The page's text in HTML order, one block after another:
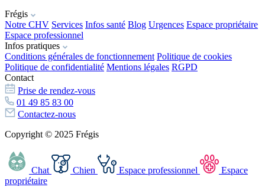
Frégis
Notre CHV Services Infos santé Blog Urgences Espace propriétaire
Espace professionnel
Infos pratiques
Conditions générales de fonctionnement Politique de cookies
Politique de confidentialité Mentions légales RGPD
Contact
Prise de rendez-vous
01 49 85 83 00
Contactez-nous
Copyright © 2025 Frégis
Chat Chien Espace professionnel
Espace
propriétaire